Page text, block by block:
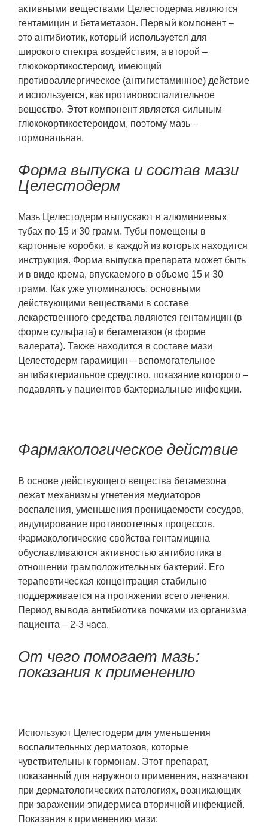
активными веществами Целестодерма являются
гентамицин и бетаметазон. Первый компонент –
это антибиотик, который используется для
широкого спектра воздействия, а второй –
глюкокортикостероид, имеющий
противоаллергическое (антигистаминное) действие
и используется, как противовоспалительное
вещество. Этот компонент является сильным
глюкокортикостероидом, поэтому мазь –
гормональная.
Форма выпуска и состав мази
Целестодерм
Мазь Целестодерм выпускают в алюминиевых
тубах по 15 и 30 грамм. Тубы помещены в
картонные коробки, в каждой из которых находится
инструкция. Форма выпуска препарата может быть
и в виде крема, впускаемого в объеме 15 и 30
грамм. Как уже упоминалось, основными
действующими веществами в составе
лекарственного средства являются гентамицин (в
форме сульфата) и бетаметазон (в форме
валерата). Также находится в составе мази
Целестодерм гарамицин – вспомогательное
антибактериальное средство, показание которого –
подавлять у пациентов бактериальные инфекции.
Фармакологическое действие
В основе действующего вещества бетамезона
лежат механизмы угнетения медиаторов
воспаления, уменьшения проницаемости сосудов,
индуцирование противоотечных процессов.
Фармакологические свойства гентамицина
обуславливаются активностью антибиотика в
отношении грамположительных бактерий. Его
терапевтическая концентрация стабильно
поддерживается на протяжении всего лечения.
Период вывода антибиотика почками из организма
пациента – 2-3 часа.
От чего помогает мазь:
показания к применению
Используют Целестодерм для уменьшения
воспалительных дерматозов, которые
чувствительны к гормонам. Этот препарат,
показанный для наружного применения, назначают
при дерматологических патологиях, возникающих
при заражении эпидермиса вторичной инфекцией.
Показания к применению мази: